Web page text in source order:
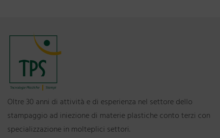
Oltre 30 anni di attività e di esperienza nel settore dello
stampaggio ad iniezione di materie plastiche conto terzi con
specializzazione in molteplici settori.